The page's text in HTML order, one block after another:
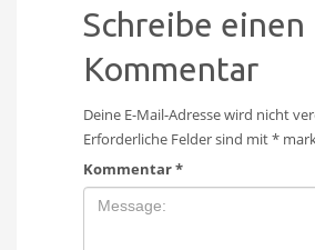
Schreibe einen
Kommentar
Deine E-Mail-Adresse wird nicht
Erforderliche Felder sind mit*
Kommentar*